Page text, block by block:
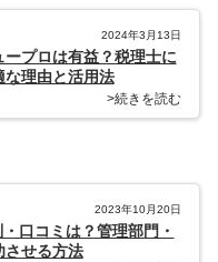
2024年3月13日
プロは有益？税理士に
な理由と活用法
>続きを読む
2023年10月20日
口コミは？管理部門・
させる方法